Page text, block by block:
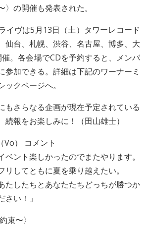
〉の開催も発表された。
イヴは5月13日（土）タワーレコード
仙台、札幌、渋谷、名古屋、博多、大
。各会場でCDを予約すると、メンバ
参加できる。詳細は下記のワーナーミ
クページへ。
もさらなる企画が現在予定されている
続報をお楽しみに！（田山雄士）
Vo） コメント
ベント楽しかったのでまたやります。
リしてともに夏を乗り越えたい。
たしたちとあなたたちどっちが勝つか
さい！」
束〜〉